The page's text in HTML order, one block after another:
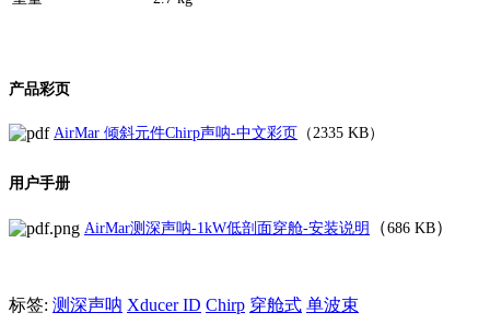
产品彩页
AirMar 倾斜元件Chirp声呐-中文彩页 （ 2335 KB）
用户手册
AirMar测深声呐-1kW低剖面穿舱-安装说明 （686 KB）
标签: 测深声呐 Xducer ID Chirp 穿舱式 单波束